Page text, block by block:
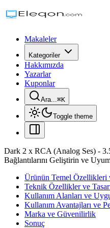
Makaleler
Kategoriler
Hakkımızda
Yazarlar
Kuponlar
Ara...⌘K
Toggle theme
Dark 2 x RCA (Analog Ses) -
Bağlantılarını Geliştirin ve
Ürünün Temel Özellikleri
Teknik Özellikler ve
Kullanım Alanları ve
Kullanım Avantajları ve
Marka ve Güvenilirlik
Sonuç